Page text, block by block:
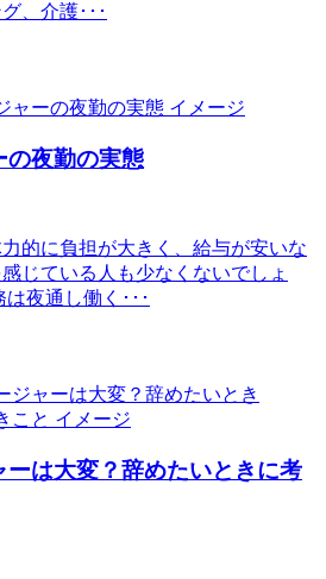
、介護･･･
の夜勤の実態
的に負担が大きく、給与が安いな
じている人も少なくないでしょ
夜通し働く･･･
ーは大変？辞めたいときに考